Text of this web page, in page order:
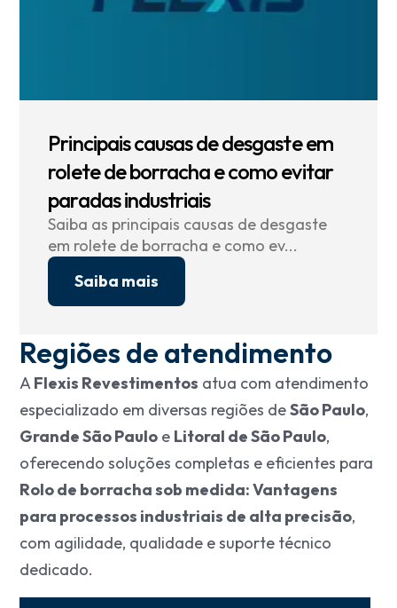
Principais causas de desgaste em
rolete de borracha e como evitar
paradas industriais
Saiba as principais causas de desgaste
em rolete de borracha e como ev...
Saiba mais
Regiões de atendimento
AFlexis Revestimentos atua com atendimento
especializado em diversas regiões deSão Paulo,
Grande São Paulo e Litoral de São Paulo,
oferecendo soluções completas e eficientes para
Rolo de borracha sob medida: Vantagens
para processos industriais de alta precisão,
com agilidade, qualidade e suporte técnico
dedicado.